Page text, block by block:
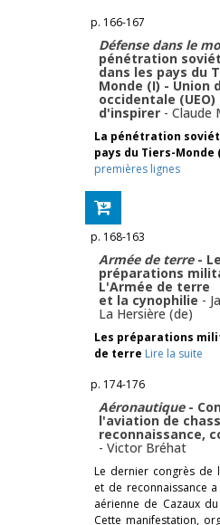
p. 166-167
Défense dans le
pénétration
dans les pays du
Monde (I) - Union
occidentale
d'inspirer - Claude
La pénétration
pays du Tiers-Monde
premières lignes
p. 168-163
Armée de terre -
préparations
L'Armée de terre
et la cynophilie -
La Hersière (de)
Les préparations
de terre Lire la suite
p. 174-176
Aéronautique -
l'aviation de
reconnaissance,
- Victor Bréhat
Le dernier congrès de
et de reconnaissance
aérienne de Cazaux
Cette manifestation,